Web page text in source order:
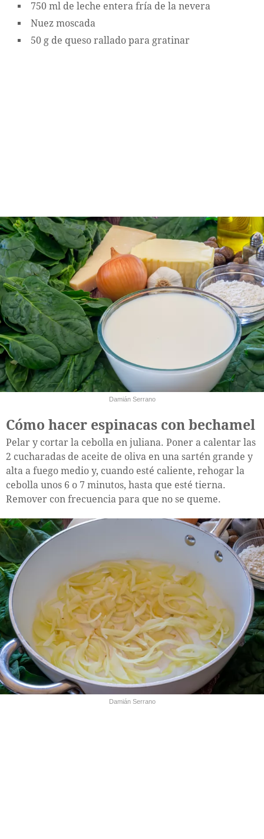
750 ml de leche entera fría de la nevera
Nuez moscada
50 g de queso rallado para gratinar
Damián Serrano
Cómo hacer espinacas con bechamel
Pelar y cortar la cebolla en juliana. Poner a calentar las
2 cucharadas de aceite de oliva en una sartén grande y
alta a fuego medio y, cuando esté caliente, rehogar la
cebolla unos 6 o 7 minutos, hasta que esté tierna.
Remover con frecuencia para que no se queme.
Damián Serrano